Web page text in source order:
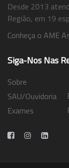
Desde 2013
Região, em 19
Conheça o AME
Siga-Nos Nas
Sobre
SAU/Ouvidoria
Exames